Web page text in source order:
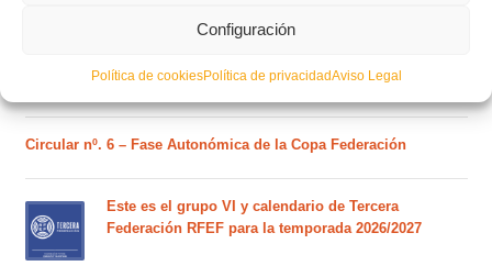
Configuración
Política de cookiesPolítica de privacidadAviso Legal
Circular nº. 7 – IV Supercopa Comunitat FFCV Futsal
Circular nº. 6 – Fase Autonómica de la Copa Federación
Este es el grupo VI y calendario de Tercera
Federación RFEF para la temporada 2026/2027